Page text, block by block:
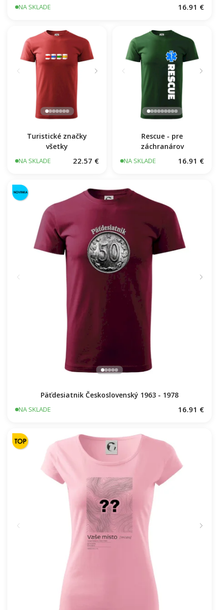
NA SKLADE 16.91 €
Turistické značky
všetky
NA SKLADE 22.57 €
Rescue - pre
záchranárov
NA SKLADE 16.91 €
Päťdesiatnik Československý 1963 - 1978
NA SKLADE 16.91 €